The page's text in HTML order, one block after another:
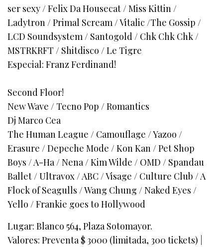
ser sexy / Felix Da Housecat / Miss Kittin /
Ladytron / Primal Scream / Vitalic /The Gossip /
LCD Soundsystem / Santogold / Chk Chk Chk /
MSTRKRFT / Shitdisco / Le Tigre
Especial: Franz Ferdinand!
Second Floor!
New Wave / Tecno Pop / Romantics
Dj Marco Cea
The Human League / Camouflage / Yazoo /
Erasure / Depeche Mode / Kon Kan / Pet Shop
Boys / A-Ha / Nena / Kim Wilde / OMD / Spandau
Ballet / Ultravox / ABC / Visage / Culture Club / A
Flock of Seagulls / Wang Chung / Naked Eyes /
Yello / Frankie goes to Hollywood
Lugar: Blanco 564, Plaza Sotomayor.
Valores: Preventa $ 3000 (limitada, 300 tickets) |